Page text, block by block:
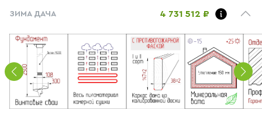
ЗИМА ДАЧА 4 731 512 ₽